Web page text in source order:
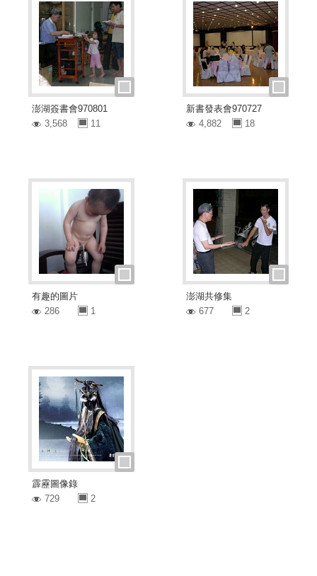
澎湖簽書會970801
3,568
11
新書發表會970727
4,882
18
有趣的圖片
286
1
澎湖共修集
677
2
霹靂圖像錄
729
2